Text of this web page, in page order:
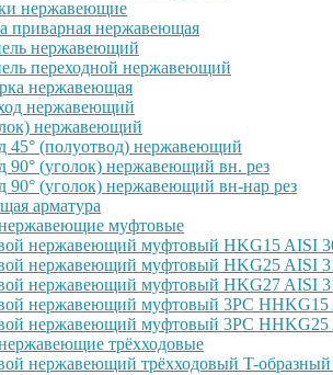
нержавеющие
приварная нержавеющая
нержавеющий
переходной нержавеющий
нержавеющая
нержавеющий
нержавеющий
45° (полуотвод) нержавеющий
90° (уголок) нержавеющий вн. рез
90° (уголок) нержавеющий вн-нар рез
арматура
муфтовые
нержавеющий муфтовый HKG15 AISI
нержавеющий муфтовый HKG25 AISI
нержавеющий муфтовый HKG27 AISI
нержавеющий муфтовый 3PC
нержавеющий муфтовый 3PC
трёхходовые
нержавеющий трёхходовый T-